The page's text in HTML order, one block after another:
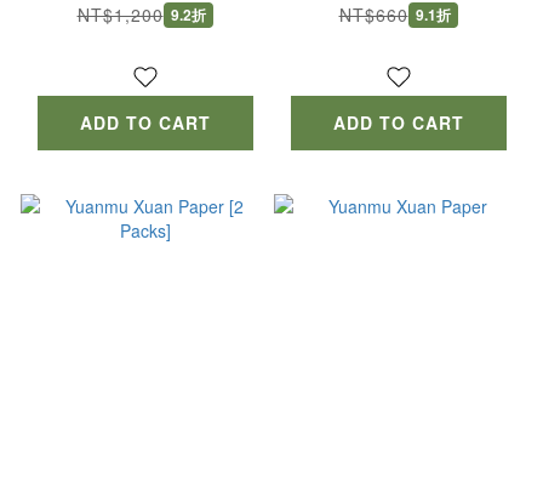
NT$1,200 9.2折
ADD TO CART
NT$660 9.1折
ADD TO CART